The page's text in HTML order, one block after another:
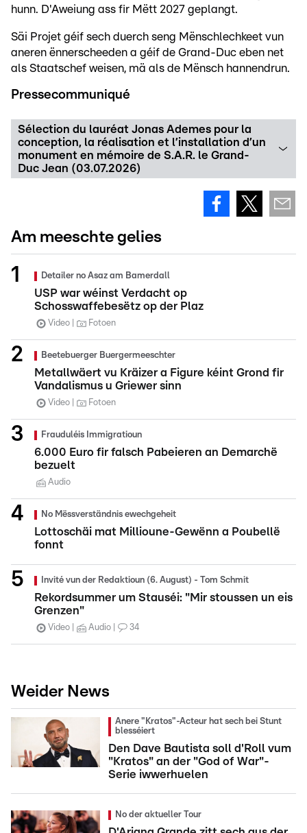
hunn. D'Aweiung ass fir Mëtt 2027 geplangt.
Säi Projet géif sech duerch seng Mënschlechkeet vun
aneren ënnerscheeden a géif de Grand-Duc eben net
als Staatschef weisen, mä als de Mënsch hannendrun.
Pressecommuniqué
Sélection du lauréat Jonas Ademes pour la
conception, la réalisation et l’installation d’un
monument en mémoire de S.A.R. le Grand-
Duc Jean (03.07.2026)
Am meeschte gelies
Detailer no Asaz am Bamerdall
USP war wéinst Verdacht op
Schosswaffebesëtz op der Plaz
Video Fotoen
Beetebuerger Buergermeeschter
Metallwäert vu Kräizer a Figure kéint Grond fir
Vandalismus u Griewer sinn
Video Fotoen
Frauduléis Immigratioun
6.000 Euro fir falsch Pabeieren an Demarchë
bezuelt
Audio
No Mëssverständnis ewechgeheit
Lottoschäi mat Millioune-Gewënn a Poubellë
fonnt
Invité vun der Redaktioun (6. August) - Tom Schmit
Rekordsummer um Stauséi: "Mir stoussen un eis
Grenzen"
Video Audio 34
Weider News
Anere "Kratos"-Acteur hat sech bei Stunt
blesséiert
Den Dave Bautista soll d'Roll vum
"Kratos" an der "God of War"-
Serie iwwerhuelen
No der aktueller Tour